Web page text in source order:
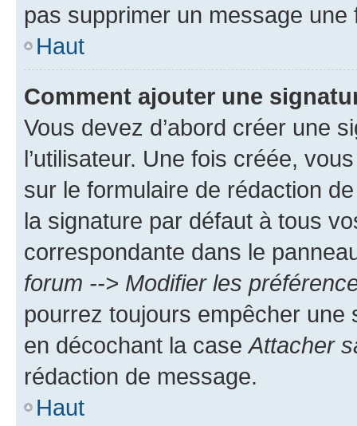
pas supprimer un message une
Haut
Comment ajouter une
Vous devez d’abord créer une
l’utilisateur. Une fois créée,
sur le formulaire de rédaction
la signature par défaut à tous
correspondante dans le
forum --> Modifier les
pourrez toujours empêcher une
en décochant la case Attacher
rédaction de message.
Haut